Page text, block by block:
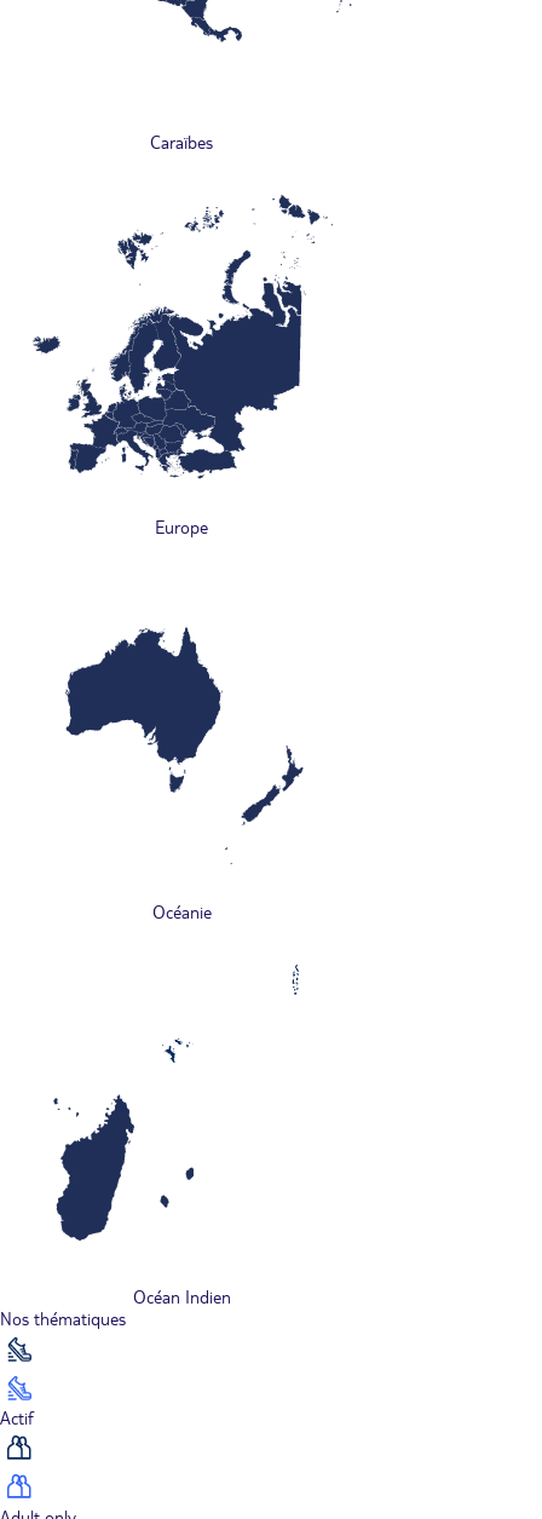
Caraïbes
Europe
Océanie
Océan Indien
Nos thématiques
Actif